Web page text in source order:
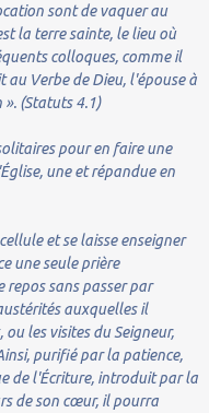
sont de vaquer au
la terre sainte, le lieu où
colloques, comme il
au Verbe de Dieu, l'épouse à
(Statuts 4.1)
pour en faire une
une et répandue en
et se laisse enseigner
une seule prière
repos sans passer par
auxquelles il
les visites du Seigneur,
purifié par la patience,
de l'Écriture, introduit par la
de son cœur, il pourra